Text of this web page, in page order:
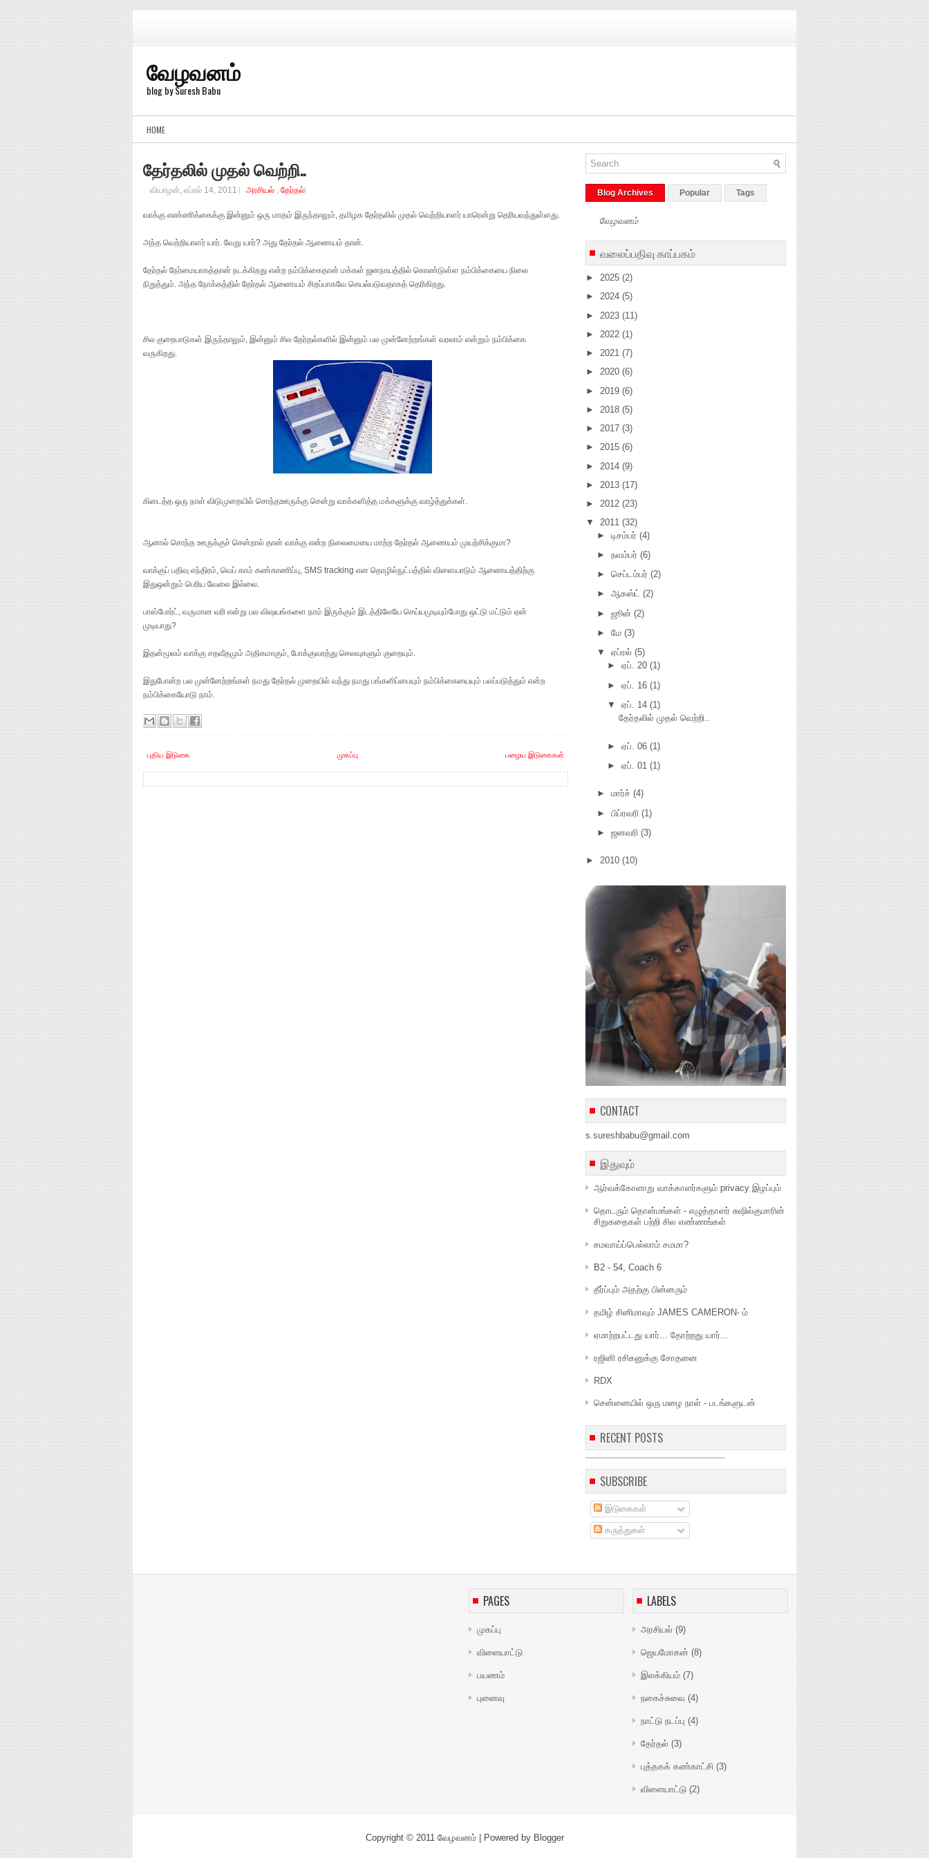
வேழவனம்
blog by Suresh Babu
HOME
தேர்தலில் முதல் வெற்றி..
வியாழன், ஏப்ரல் 14, 2011 அரசியல் , தேர்தல்
வாக்கு எண்ணிக்கைக்கு இன்னும் ஒரு மாதம் இருந்தாலும், தமிழக தேர்தலில் முதல் வெற்றியாளர் யாரென்று தெரியவந்துள்ளது.
அந்த வெற்றியாளர் யார். வேறு யார்? அது தேர்தல் ஆணையம் தான்.
தேர்தல் நேர்மையாகத்தான் நடக்கிறது என்ற நம்பிக்கைதான் மக்கள் ஜனநாயத்தில் கொண்டுள்ள நம்பிக்கையை நிலை
நிறுத்தும். அந்த நோக்கத்தில் தேர்தல் ஆணையம் சிறப்பாகவே செயல்படுவதாகத் தெரிகிறது.
சில குறைபாடுகள் இருந்தாலும், இன்னும் சில தேர்தல்களில் இன்னும் பல முன்னேற்றங்கள் வரலாம் என்றும் நம்பிக்கை
வருகிறது.
கிடைத்த ஒரு நாள் விடுமுறையில் சொந்தஊருக்கு சென்று வாக்களித்த மக்களுக்கு வாழ்த்துக்கள்.
ஆனால் சொந்த ஊருக்குச் சென்றால் தான் வாக்கு என்ற நிலைமையை மாற்ற தேர்தல் ஆணையம் முயற்சிக்குமா?
வாக்குப் பதிவு எந்திரம், வெப் காம் கண்காணிப்பு, SMS tracking என தொழில்நுட்பத்தில் விளையாடும் ஆணையத்திற்கு
இதுஒன்றும் பெரிய வேலை இல்லை.
பாஸ்போர்ட், வருமான வரி என்று பல விஷயங்களை நாம் இருக்கும் இடத்திலேயே செய்யமுடியும்போது ஒட்டு மட்டும் ஏன்
முடியாது?
இதன்மூலம் வாக்கு சதவீதமும் அதிகமாகும், போக்குவரத்து செலவுகளும் குறையும்.
இதுபோன்ற பல முன்னேற்றங்கள் நமது தேர்தல் முறையில் வந்து நமது பங்களிப்பையும் நம்பிக்கையையும் பலப்படுத்தும் என்ற
நம்பிக்கையோடு நாம்.
புதிய இடுகை பழைய இடுகைகள்
முகப்பு
Blog Archives Popular Tags
வேழவனம்
வலைப்பதிவு காப்பகம்
► 2025 (2)
► 2024 (5)
► 2023 (11)
► 2022 (1)
► 2021 (7)
► 2020 (6)
► 2019 (6)
► 2018 (5)
► 2017 (3)
► 2015 (6)
► 2014 (9)
► 2013 (17)
► 2012 (23)
▼
2011 (32)
► டிசம்பர் (4)
► நவம்பர் (6)
► செப்டம்பர் (2)
► ஆகஸ்ட் (2)
► ஜூன் (2)
► மே (3)
▼
ஏப்ரல் (5)
►ஏப். 20(1)
►ஏப். 16(1)
▼
ஏப். 14(1)
தேர்தலில் முதல் வெற்றி..
►ஏப். 06(1)
►ஏப். 01(1)
► மார்ச் (4)
► பிப்ரவரி (1)
► ஜனவரி (3)
► 2010 (10)
CONTACT
s.sureshbabu@gmail.com
இதுவும்
ஆர்வக்கோளாறு வாக்காளர்களும் privacy இழப்பும்
தொடரும் தொன்மங்கள் - எழுத்தாளர் சுஷில்குமாரின்
சிறுகதைகள் பற்றி சில எண்ணங்கள்
சமவாய்ப்பெல்லாம் சமமா?
B2 - 54, Coach 6
தீர்ப்பும் அதற்கு பின்னரும்
தமிழ் சினிமாவும் JAMES CAMERON- ம்
ஏமாற்றபட்டது யார்... தோற்றது யார்...
ரஜினி ரசிகனுக்கு சோதனை
RDX
சென்னையில் ஒரு மழை நாள் - படங்களுடன்
RECENT POSTS
SUBSCRIBE
இடுகைகள்
கருத்துகள்
PAGES
முகப்பு
விளையாட்டு
பயணம்
புனைவு
LABELS
அரசியல் (9)
ஜெயமோகன் (8)
இலக்கியம் (7)
நகைச்சுவை (4)
நாட்டு நடப்பு (4)
தேர்தல் (3)
புத்தகக் கண்காட்சி (3)
விளையாட்டு (2)
Copyright © 2011 வேழவனம் | Powered by Blogger